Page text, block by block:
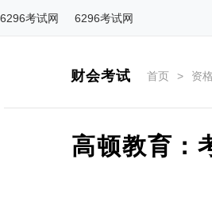
6296考试网 6296考试网
财会考试 首页 > 资
高顿教育：